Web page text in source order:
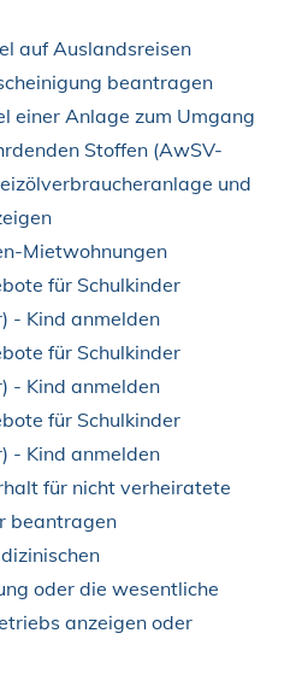
auf Auslandsreisen
beantragen
einer Anlage zum Umgang
Stoffen (AwSV-
und
Mietwohnungen
für Schulkinder
- Kind anmelden
für Schulkinder
- Kind anmelden
für Schulkinder
- Kind anmelden
für nicht verheiratete
beantragen
oder die wesentliche
anzeigen oder